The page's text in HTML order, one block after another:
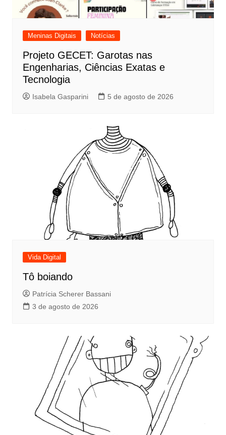
Meninas Digitais Notícias
Projeto GECET: Garotas nas
Engenharias, Ciências Exatas e
Tecnologia
Isabela Gasparini 5 de agosto de 2026
Vida Digital
Tô boiando
Patrícia Scherer Bassani
3 de agosto de 2026